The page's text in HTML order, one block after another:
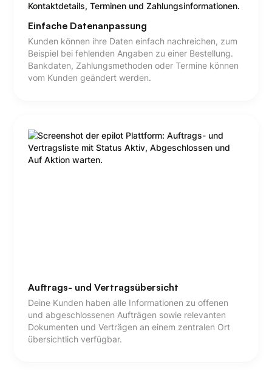
Einfache Datenanpassung
Kunden können ihre Daten einfach nachreichen, zum
Beispiel bei fehlenden Angaben zu einer Bestellung.
Bankdaten, Zahlungsmethoden oder Termine können
vom Kunden geändert werden.
Auftrags- und Vertragsübersicht
Deine Kunden haben alle Informationen zu offenen
und abgeschlossenen Aufträgen sowie relevanten
Dokumenten und Verträgen an einem zentralen Ort
übersichtlich verfügbar.